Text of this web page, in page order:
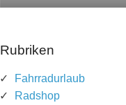
Rubriken
Fahrradurlaub
Radshop